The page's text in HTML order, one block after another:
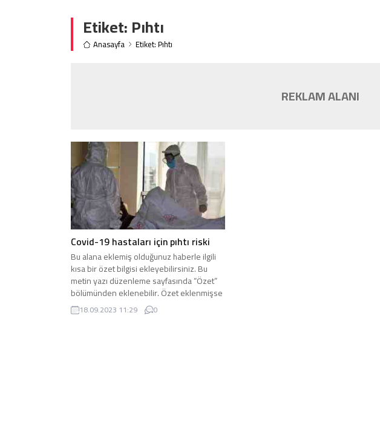
Etiket:Pıhtı
Anasayfa Etiket: Pıhtı
REKLAM ALANI
Covid-19 hastaları için pıhtı riski
Bu alana eklemiş olduğunuz haberle ilgili
kısa bir özet bilgisi ekleyebilirsiniz. Bu
metin yazı düzenleme sayfasında “Özet”
bölümünden eklenebilir. Özet eklenmişse
başlık altında kalın olarak bu şekilde
gösterilir, eklenmemişse bu alan boş kalır.
18.09.2023 11:29 0